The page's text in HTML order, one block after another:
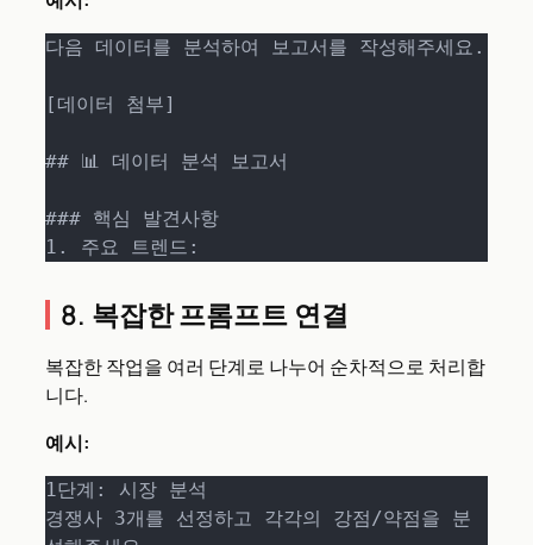
다음 데이터를 분석하여 보고서를 작성해주세요.
[데이터 첨부]
## 📊 데이터 분석 보고서
### 핵심 발견사항
1. 주요 트렌드:
8. 복잡한 프롬프트 연결
복잡한 작업을 여러 단계로 나누어 순차적으로 처리합
니다.
예시:
1단계: 시장 분석
경쟁사 3개를 선정하고 각각의 강점/약점을 분